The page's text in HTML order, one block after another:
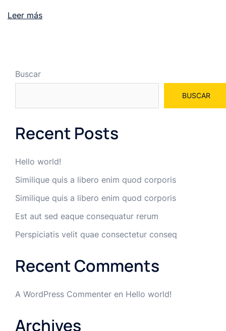
Leer más
Buscar
BUSCAR
Recent Posts
Hello world!
Similique quis a libero enim quod corporis
Similique quis a libero enim quod corporis
Est aut sed eaque consequatur rerum
Perspiciatis velit quae consectetur conseq
Recent Comments
A WordPress Commenter en Hello world!
Archives